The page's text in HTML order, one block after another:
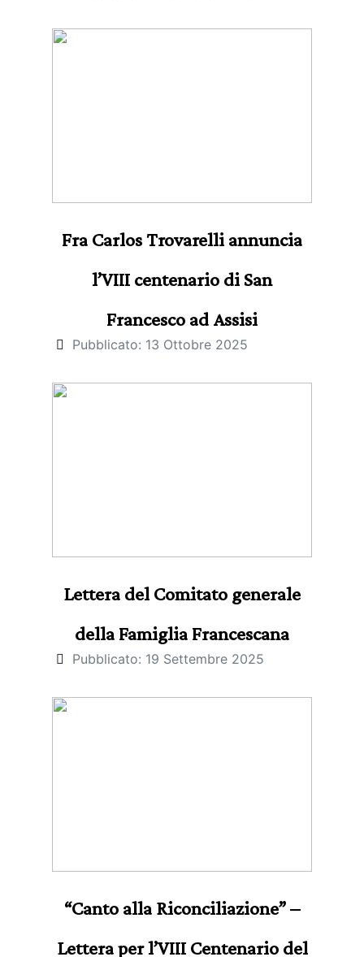
Fra Carlos Trovarelli annuncia
l’VIII centenario di San
Francesco ad Assisi
Pubblicato: 13 Ottobre 2025
Lettera del Comitato generale
della Famiglia Francescana
Pubblicato: 19 Settembre 2025
“Canto alla Riconciliazione” –
Lettera per l’VIII Centenario del